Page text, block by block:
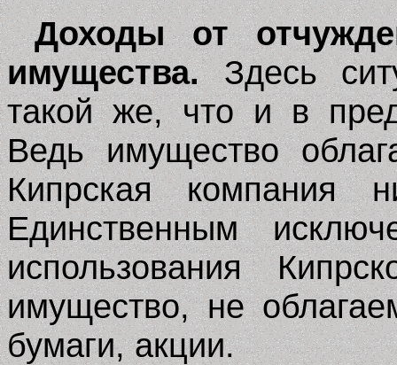
Доходы от
имущества.Здесь
такой же, что и в
Ведь имущество
Кипрская компания
Единственным
использования
имущество, не
бумаги, акции.